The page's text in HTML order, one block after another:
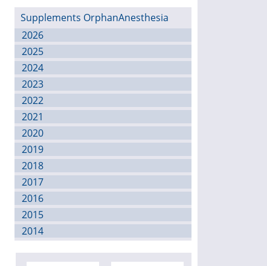
Supplements OrphanAnesthesia
2026
2025
2024
2023
2022
2021
2020
2019
2018
2017
2016
2015
2014